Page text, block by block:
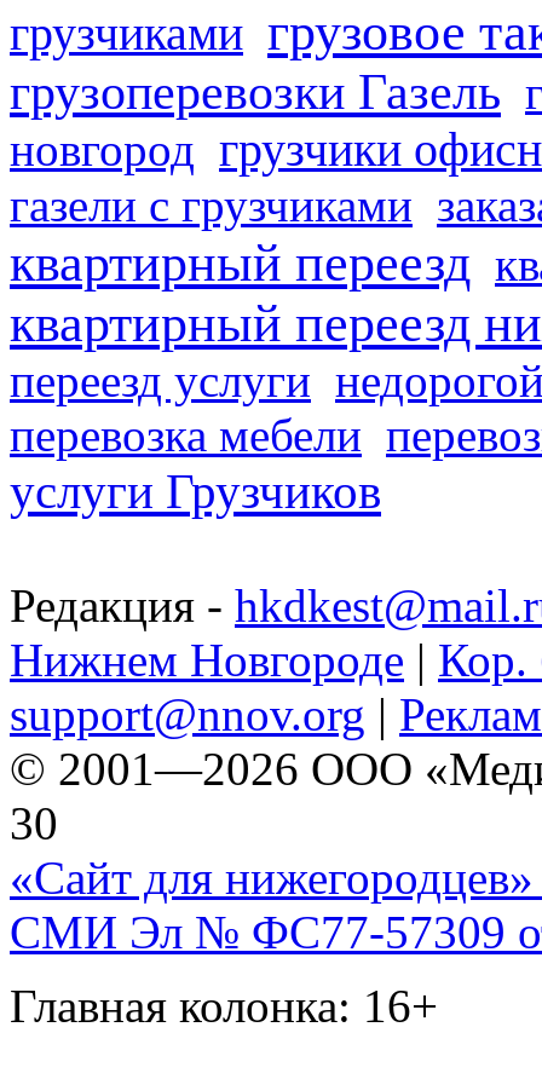
грузчиками грузовое
грузоперевозки Газель
новгород грузчики
газели с грузчиками
квартирный переезд
квартирный переезд
переезд услуги
перевозка мебели
услуги Грузчиков
Редакция -
Нижнем Новгороде | Кор.
support@nnov.org |
© 2001—2026 ООО
30
«Сайт для нижегородцев»
СМИ Эл № ФС77-57309
Главная колонка: 16+